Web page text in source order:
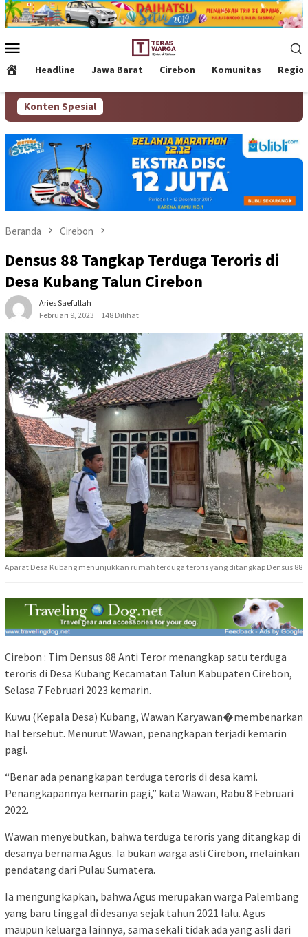
Loncat
ke
Mobile
Headline Jawa Barat Cirebon Komunitas
Konten Spesial
Beranda Cirebon
Densus 88 Tangkap Terduga Teroris di
Desa Kubang Talun Cirebon
Aries Saefullah
Februari 9, 2023
148 Dilihat
Aparat Desa Kubang menunjukkan rumah terduga teroris yang ditangkap Densus 88
Cirebon : Tim Densus 88 Anti Teror menangkap satu terduga
teroris di Desa Kubang Kecamatan Talun Kabupaten Cirebon,
Selasa 7 Februari 2023 kemarin.
Kuwu (Kepala Desa) Kubang, Wawan Karyawan�membenarkan
hal tersebut. Menurut Wawan, penangkapan terjadi kemarin
pagi.
“Benar ada penangkapan terduga teroris di desa kami.
Penangkapannya kemarin pagi,” kata Wawan, Rabu 8 Februari
2022.
Wawan menyebutkan, bahwa terduga teroris yang ditangkap di
desanya bernama Agus. Ia bukan warga asli Cirebon, melainkan
pendatang dari Pulau Sumatera.
Ia mengungkapkan, bahwa Agus merupakan warga Palembang
yang baru tinggal di desanya sejak tahun 2021 lalu. Agus
maupun keluarga lainnya, sama sekali tidak ada yang asli dari